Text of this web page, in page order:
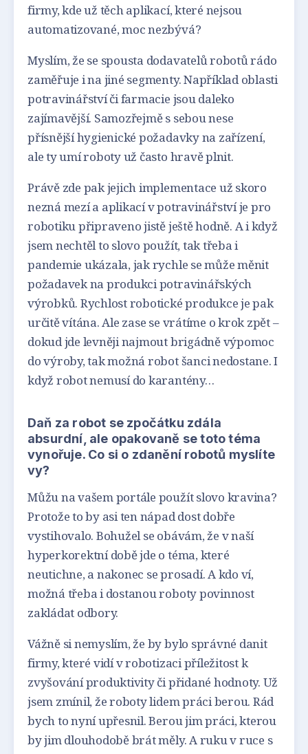
firmy, kde už těch aplikací, které nejsou
automatizované, moc nezbývá?
Myslím, že se spousta dodavatelů robotů rádo
zaměřuje i na jiné segmenty. Například oblasti
potravinářství či farmacie jsou daleko
zajímavější. Samozřejmě s sebou nese
přísnější hygienické požadavky na zařízení,
ale ty umí roboty už často hravě plnit.
Právě zde pak jejich implementace už skoro
nezná mezí a aplikací v potravinářství je pro
robotiku připraveno jistě ještě hodně. A i když
jsem nechtěl to slovo použít, tak třeba i
pandemie ukázala, jak rychle se může měnit
požadavek na produkci potravinářských
výrobků. Rychlost robotické produkce je pak
určitě vítána. Ale zase se vrátíme o krok zpět –
dokud jde levněji najmout brigádně výpomoc
do výroby, tak možná robot šanci nedostane. I
když robot nemusí do karantény…
Daň za robot se zpočátku zdála
absurdní, ale opakovaně se toto téma
vynořuje. Co si o zdanění robotů myslíte
vy?
Můžu na vašem portále použít slovo kravina?
Protože to by asi ten nápad dost dobře
vystihovalo. Bohužel se obávám, že v naší
hyperkorektní době jde o téma, které
neutichne, a nakonec se prosadí. A kdo ví,
možná třeba i dostanou roboty povinnost
zakládat odbory.
Vážně si nemyslím, že by bylo správné danit
firmy, které vidí v robotizaci příležitost k
zvyšování produktivity či přidané hodnoty. Už
jsem zmínil, že roboty lidem práci berou. Rád
bych to nyní upřesnil. Berou jim práci, kterou
by jim dlouhodobě brát měly. A ruku v ruce s